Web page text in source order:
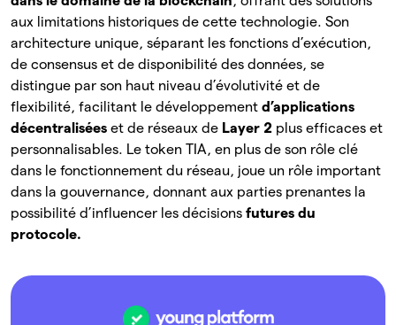
aux limitations historiques de cette technologie. Son
architecture unique, séparant les fonctions d’exécution,
de consensus et de disponibilité des données, se
distingue par son haut niveau d’évolutivité et de
flexibilité, facilitant le développement d’applications
décentralisées et de réseaux de Layer 2 plus efficaces et
personnalisables. Le token TIA, en plus de son rôle clé
dans le fonctionnement du réseau, joue un rôle important
dans la gouvernance, donnant aux parties prenantes la
possibilité d’influencer les décisions futures du
protocole.